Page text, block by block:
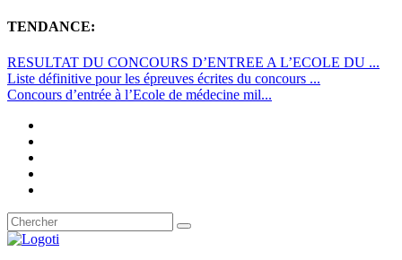
TENDANCE:
RESULTAT DU CONCOURS D’ENTREE A L’ECOLE DU ...
Liste définitive pour les épreuves écrites du concours ...
Concours d’entrée à l’Ecole de médecine mil...